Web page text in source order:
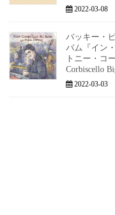
2022-03-08
バッキー・
バム『イン
トニー・コ
Corbiscello
2022-03-03